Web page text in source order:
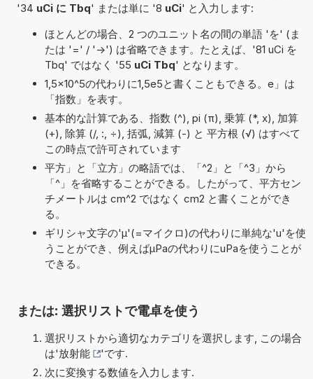
'34 uCi に Tbq' または単に '8 uCi' と入力します:
ほとんどの場合、2 つのユニット名の間の単語 'を' (ま
たは '=' / '->') は省略できます。たとえば、'81 uCi を
Tbq' ではなく '55 uCi Tbq' となります。
1,5×10^5の代わりに1,5e5と書くこともできる。e」は
「指数」を表す。
基本的な計算である、指数 (^), pi (π), 乗算 (*, x), 加算
(+), 除算 (/, :, ÷), 括弧, 減算 (-) と 平方根 (√) はすべて
この時点で許可されています
平方」と「立方」の略語では、「^2」と「^3」から
「^」を省略することができる。したがって、平方セン
チメートルは cm^2 ではなく cm2 と書くことができ
る。
ギリシャ文字の'μ'(=マイクロ)の代わりに単純な'u'を使
うことができ、例えばµPaの代わりにuPaを使うことが
できる。
または: 選択リストで電卓を使う
選択リストから適切なカテゴリを選択します, この場合
は'放射能
'です.
次に変換する数値を入力します.